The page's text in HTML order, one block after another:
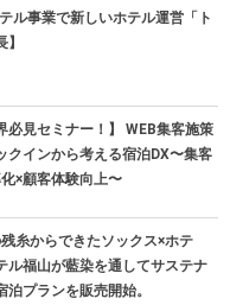
テル事業で新しいホテル運営「ト
必見セミナー！】 WEB集客施策
クインから考える宿泊DX〜集客
×顧客体験向上〜
残糸からできたソックス×ホテ
ル福山が藍染を通してサステナ
泊プランを販売開始。